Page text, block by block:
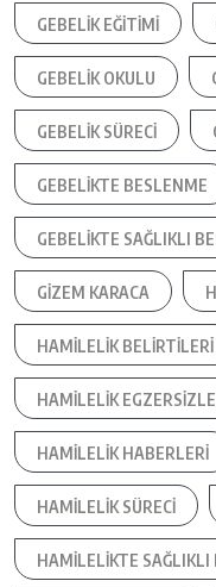
GEBELIK EĞITIMI
GEBELIK OKULU
GEBELIK SÜRECI
GEBELIKTE BESLENME
GEBELIKTE SAĞLIKLI
GIZEM KARACA
HAMILELIK BELIRTILERI
HAMILELIK
HAMILELIK HABERLERI
HAMILELIK SÜRECI
HAMILELIKTE SAĞLIKLI